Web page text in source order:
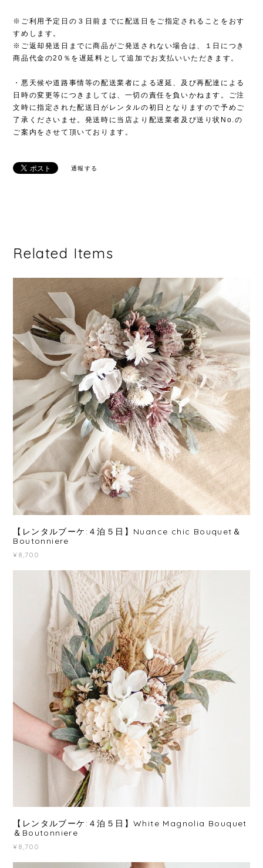
※ご利用予定日の３日前までに配送日をご指定されることをおす
すめします。
※ご返却発送日までに商品がご発送されない場合は、１日につき
商品代金の20％を遅延料として追加でお支払いいただきます。
・悪天候や道路事情等の配送業者による遅延、及び再配達による
日時の変更等につきましては、一切の責任を負いかねます。ご注
文時に指定された配送日がレンタルの初日となりますので予めご
了承くださいませ。発送時に当店より配送業者及び送り状No.の
ご案内をさせて頂いております。
通報する
Related Items
【レンタルブーケ:４泊５日】Nuance chic Bouquet＆
Boutonniere
¥8,700
【レンタルブーケ:４泊５日】White Magnolia Bouquet
＆Boutonniere
¥8,700